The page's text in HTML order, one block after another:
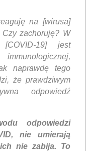
na [wirusa]
zachoruję? W
19] jest
naprawdę tego
że prawdziwym
odpowiedź
odpowiedzi
nie umierają
nie zabija. To